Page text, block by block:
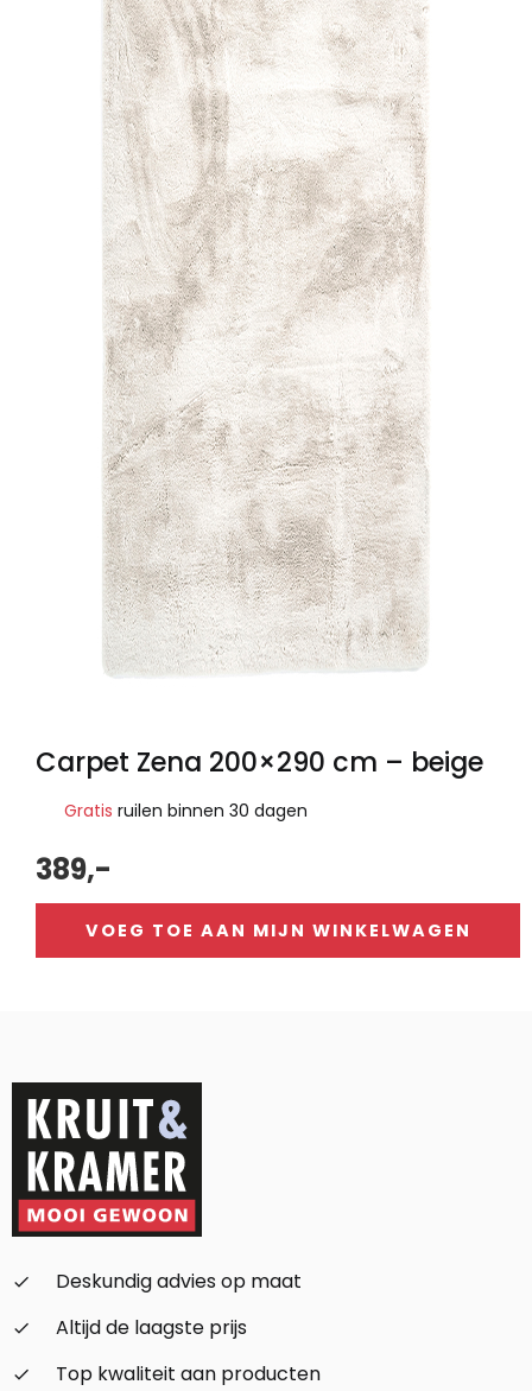
Carpet Zena 200×290 cm – beige
Gratis ruilen binnen 30 dagen
389,-
VOEG TOE AAN MIJN WINKELWAGEN
check_small
Deskundig advies op maat
check_small
Altijd de laagste prijs
check_small
Top kwaliteit aan producten